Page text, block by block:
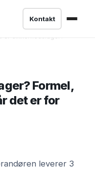
Kontakt
er sikkerhedslager?
Formel,
det er for
leverer 3